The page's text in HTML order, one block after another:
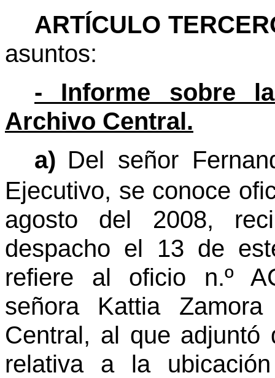
ARTÍCULO
asuntos:
- Informe sobre
Archivo Central.
a) Del señor
Ejecutivo, se conoce
agosto del 2008,
despacho el 13 de
refiere al oficio n.º
señora Kattia
Central, al que adjuntó
relativa a la